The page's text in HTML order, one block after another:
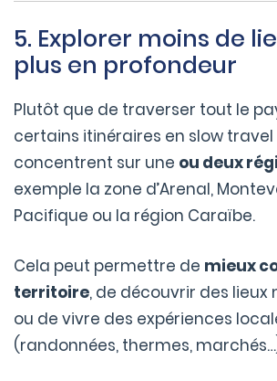
5. Explorer moins de
plus en profondeur
Plutôt que de traverser tout le
certains itinéraires en slow travel
concentrent sur une ou deux
exemple la zone d’Arenal,
Pacifique ou la région Caraïbe.
Cela peut permettre de mieux
territoire, de découvrir des lieux
ou de vivre des expériences
(randonnées, thermes,